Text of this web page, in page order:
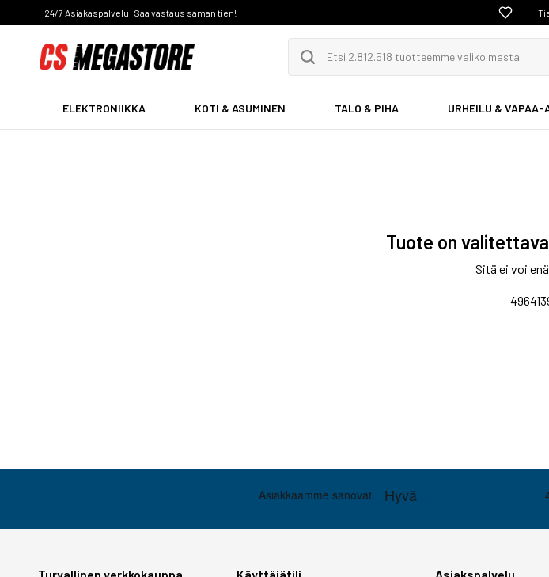
24/7 Asiakaspalvelu | Saa vastaus saman tien!
ELEKTRONIIKKA KOTI & ASUMINEN TALO & PIHA URHEILU & VAPAA-
Tuote on
Sitä ei voi